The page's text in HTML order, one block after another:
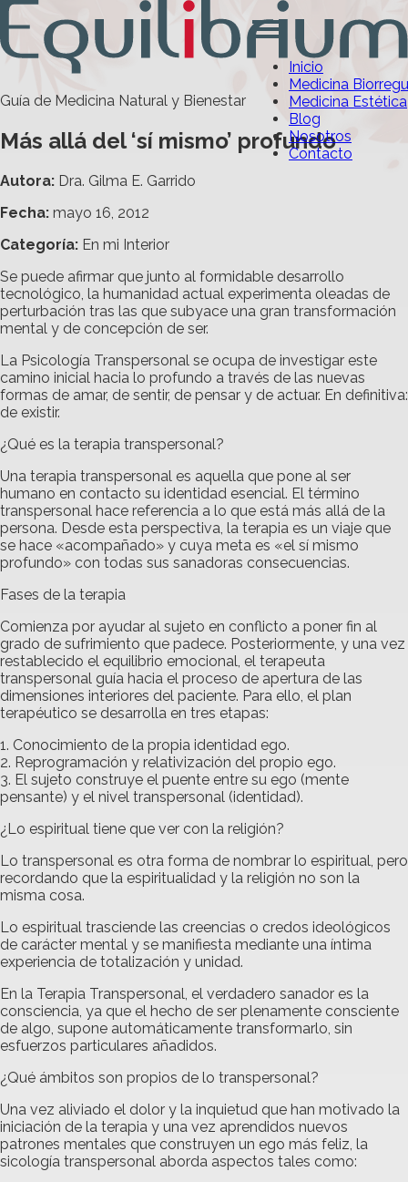
Inicio
Medicina
Medicina Estética
Blog
Nosotros
Contacto
Guía de Medicina Natural y Bienestar
Más allá del ‘sí mismo’ profundo
Autora: Dra. Gilma E. Garrido
Fecha: mayo 16, 2012
Categoría: En mi Interior
Se puede afirmar que junto al formidable desarrollo
tecnológico, la humanidad actual experimenta oleadas de
perturbación tras las que subyace una gran transformación
mental y de concepción de ser.
La Psicología Transpersonal se ocupa de investigar este
camino inicial hacia lo profundo a través de las nuevas
formas de amar, de sentir, de pensar y de actuar. En definitiva:
de existir.
¿Qué es la terapia transpersonal?
Una terapia transpersonal es aquella que pone al ser
humano en contacto su identidad esencial. El término
transpersonal hace referencia a lo que está más allá de la
persona. Desde esta perspectiva, la terapia es un viaje que
se hace «acompañado» y cuya meta es «el sí mismo
profundo» con todas sus sanadoras consecuencias.
Fases de la terapia
Comienza por ayudar al sujeto en conflicto a poner fin al
grado de sufrimiento que padece. Posteriormente, y una vez
restablecido el equilibrio emocional, el terapeuta
transpersonal guía hacia el proceso de apertura de las
dimensiones interiores del paciente. Para ello, el plan
terapéutico se desarrolla en tres etapas:
1. Conocimiento de la propia identidad ego.
2. Reprogramación y relativización del propio ego.
3. El sujeto construye el puente entre su ego (mente
pensante) y el nivel transpersonal (identidad).
¿Lo espiritual tiene que ver con la religión?
Lo transpersonal es otra forma de nombrar lo espiritual, pero
recordando que la espiritualidad y la religión no son la
misma cosa.
Lo espiritual trasciende las creencias o credos ideológicos
de carácter mental y se manifiesta mediante una íntima
experiencia de totalización y unidad.
En la Terapia Transpersonal, el verdadero sanador es la
consciencia, ya que el hecho de ser plenamente consciente
de algo, supone automáticamente transformarlo, sin
esfuerzos particulares añadidos.
¿Qué ámbitos son propios de lo transpersonal?
Una vez aliviado el dolor y la inquietud que han motivado la
iniciación de la terapia y una vez aprendidos nuevos
patrones mentales que construyen un ego más feliz, la
sicología transpersonal aborda aspectos tales como: